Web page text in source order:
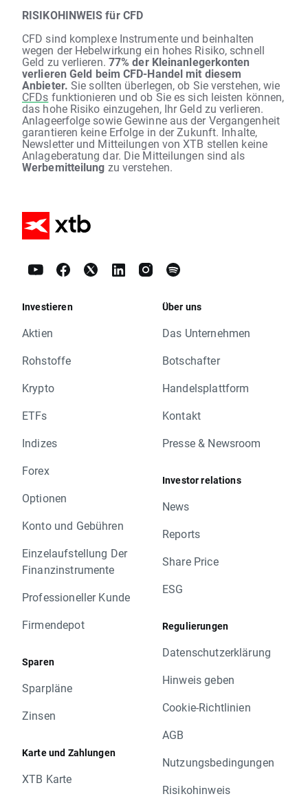
RISIKOHINWEIS für CFD
CFD sind komplexe Instrumente und beinhalten
wegen der Hebelwirkung ein hohes Risiko, schnell
Geld zu verlieren. 77% der Kleinanlegerkonten
verlieren Geld beim CFD-Handel mit diesem
Anbieter. Sie sollten überlegen, ob Sie verstehen, wie
CFDs funktionieren und ob Sie es sich leisten können,
das hohe Risiko einzugehen, Ihr Geld zu verlieren.
Anlageerfolge sowie Gewinne aus der Vergangenheit
garantieren keine Erfolge in der Zukunft. Inhalte,
Newsletter und Mitteilungen von XTB stellen keine
Anlageberatung dar. Die Mitteilungen sind als
Werbemitteilung zu verstehen.
Investieren
Aktien
Rohstoffe
Krypto
ETFs
Indizes
Forex
Optionen
Konto und Gebühren
Einzelaufstellung Der
Finanzinstrumente
Professioneller Kunde
Firmendepot
Sparen
Sparpläne
Zinsen
Karte und Zahlungen
XTB Karte
Über uns
Das Unternehmen
Botschafter
Handelsplattform
Kontakt
Presse & Newsroom
Investor relations
News
Reports
Share Price
ESG
Regulierungen
Datenschutzerklärung
Hinweis geben
Cookie-Richtlinien
AGB
Nutzungsbedingungen
Risikohinweis